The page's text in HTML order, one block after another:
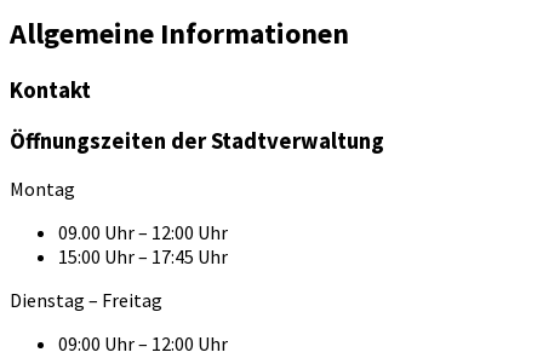
Allgemeine Informationen
Kontakt
Öffnungszeiten der Stadtverwaltung
Montag
09.00 Uhr – 12:00 Uhr
15:00 Uhr – 17:45 Uhr
Dienstag – Freitag
09:00 Uhr – 12:00 Uhr